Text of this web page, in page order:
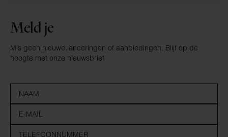
Meld je
Mis geen nieuwe lanceringen of aanbiedingen. Blijf op de
hoogte met onze nieuwsbrief